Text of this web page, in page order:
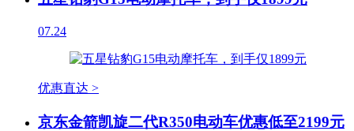
07.24
优惠直达 >
京东金箭凯旋二代R350电动车优惠低至2199元